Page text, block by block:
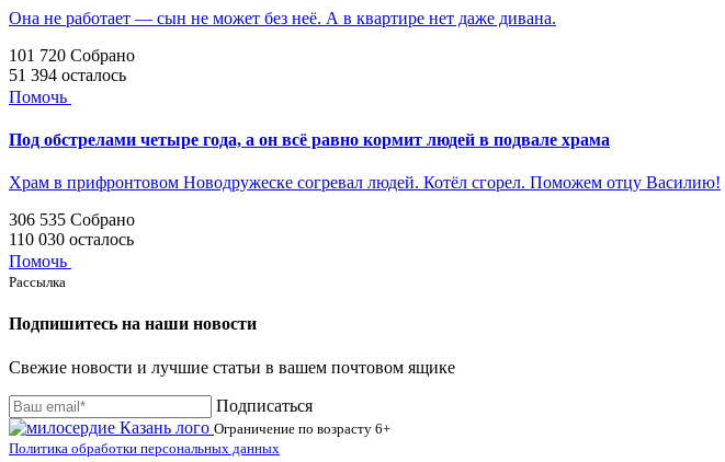
Она не работает — сын не может без неё. А в квартире нет даже дивана.
101 720 Собрано
51 394 осталось
Помочь
Под обстрелами четыре года, а он всё равно кормит людей в подвале храма
Храм в прифронтовом Новодружеске согревал людей. Котёл сгорел. Поможем отцу Василию!
306 535 Собрано
110 030 осталось
Помочь
Рассылка
Подпишитесь на наши новости
Свежие новости и лучшие статьи в вашем почтовом ящике
Подписаться
Ограничение по возрасту 6+
Политика обработки персональных данных